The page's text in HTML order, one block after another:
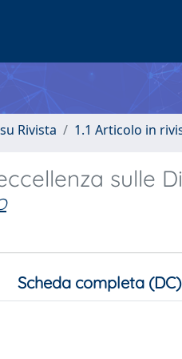
Rivista 1.1 Articolo in
sulle
Scheda completa (DC)